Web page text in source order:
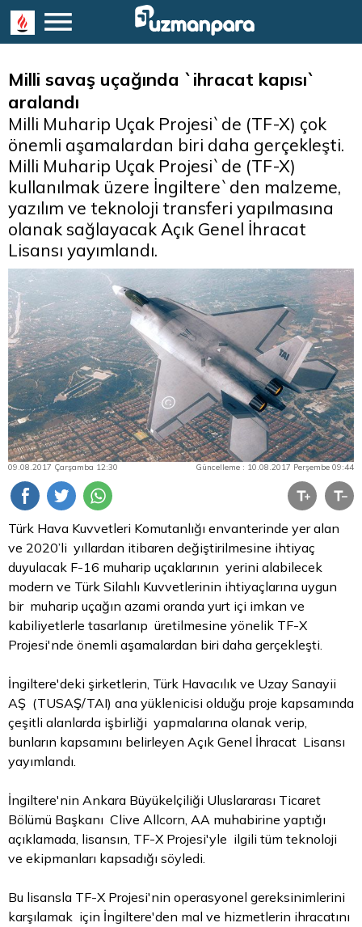
Milli savaş uçağında `ihracat kapısı`
aralandı
Milli Muharip Uçak Projesi`de (TF-X) çok
önemli aşamalardan biri daha gerçekleşti.
Milli Muharip Uçak Projesi`de (TF-X)
kullanılmak üzere İngiltere`den malzeme,
yazılım ve teknoloji transferi yapılmasına
olanak sağlayacak Açık Genel İhracat
Lisansı yayımlandı.
09.08.2017 Çarşamba 12:30 Güncelleme : 10.08.2017 Perşembe 09:44
Türk Hava Kuvvetleri Komutanlığı envanterinde yer alan
ve 2020’li yıllardan itibaren değiştirilmesine ihtiyaç
duyulacak F-16 muharip uçaklarının yerini alabilecek
modern ve Türk Silahlı Kuvvetlerinin ihtiyaçlarına uygun
bir muharip uçağın azami oranda yurt içi imkan ve
kabiliyetlerle tasarlanıp üretilmesine yönelik TF-X
Projesi'nde önemli aşamalardan biri daha gerçekleşti.
İngiltere'deki şirketlerin, Türk Havacılık ve Uzay Sanayii
AŞ (TUSAŞ/TAI) ana yüklenicisi olduğu proje kapsamında
çeşitli alanlarda işbirliği yapmalarına olanak verip,
bunların kapsamını belirleyen Açık Genel İhracat Lisansı
yayımlandı.
İngiltere'nin Ankara Büyükelçiliği Uluslararası Ticaret
Bölümü Başkanı Clive Allcorn, AA muhabirine yaptığı
açıklamada, lisansın, TF-X Projesi'yle ilgili tüm teknoloji
ve ekipmanları kapsadığı söyledi.
Bu lisansla TF-X Projesi'nin operasyonel gereksinimlerini
karşılamak için İngiltere'den mal ve hizmetlerin ihracatını